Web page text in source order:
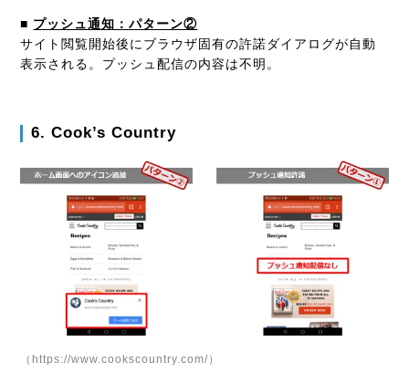
■ プッシュ通知：パターン②
サイト閲覧開始後にブラウザ固有の許諾ダイアログが自動
表示される。プッシュ配信の内容は不明。
6. Cook’s Country
（https://www.cookscountry.com/）